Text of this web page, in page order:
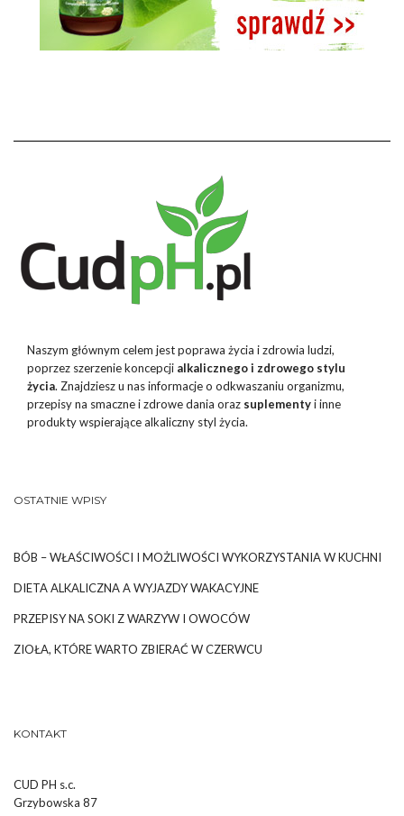
Naszym głównym celem jest poprawa życia i zdrowia ludzi,
poprzez szerzenie koncepcji alkalicznego i zdrowego stylu
życia. Znajdziesz u nas informacje o odkwaszaniu organizmu,
przepisy na smaczne i zdrowe dania oraz suplementyi inne
produkty wspierające alkaliczny styl życia.
OSTATNIE WPISY
BÓB – WŁAŚCIWOŚCI I MOŻLIWOŚCI WYKORZYSTANIA W KUCHNI
DIETA ALKALICZNA A WYJAZDY WAKACYJNE
PRZEPISY NA SOKI Z WARZYW I OWOCÓW
ZIOŁA, KTÓRE WARTO ZBIERAĆ W CZERWCU
KONTAKT
CUD PH s.c.
Grzybowska 87